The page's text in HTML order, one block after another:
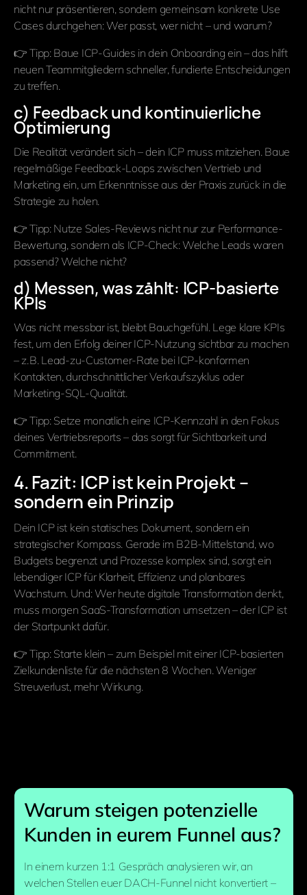
nicht nur präsentieren, sondern gemeinsam konkrete Use
Cases durchgehen: Wer passt, wer nicht – und warum?
👉 Tipp: Baue ICP-Guides in dein Onboarding ein – das hilft
neuen Teammitgliedern schneller, fundierte Entscheidungen
zu treffen.
c) Feedback und kontinuierliche
Optimierung
Die Realität verändert sich – dein ICP muss mitziehen. Baue
regelmäßige Feedback-Loops zwischen Vertrieb und
Marketing ein, um Erkenntnisse aus der Praxis zurück in die
Strategie zu holen.
👉 Tipp: Nutze Sales-Reviews nicht nur zur Performance-
Bewertung, sondern als ICP-Check: Welche Leads waren
passend? Welche nicht?
d) Messen, was zählt: ICP-basierte
KPIs
Was nicht messbar ist, bleibt Bauchgefühl. Lege klare KPIs
fest, um den Erfolg deiner ICP-Nutzung sichtbar zu machen
– z. B. Lead-zu-Customer-Rate bei ICP-konformen
Kontakten, durchschnittlicher Verkaufszyklus oder
Marketing-SQL-Qualität.
👉 Tipp: Setze monatlich eine ICP-Kennzahl in den Fokus
deines Vertriebsreports – das sorgt für Sichtbarkeit und
Commitment.
4. Fazit: ICP ist kein Projekt –
sondern ein Prinzip
Dein ICP ist kein statisches Dokument, sondern ein
strategischer Kompass. Gerade im B2B-Mittelstand, wo
Budgets begrenzt und Prozesse komplex sind, sorgt ein
lebendiger ICP für Klarheit, Effizienz und planbares
Wachstum. Und: Wer heute digitale Transformation denkt,
muss morgen SaaS-Transformation umsetzen – der ICP ist
der Startpunkt dafür.
👉 Tipp: Starte klein – zum Beispiel mit einer ICP-basierten
Zielkundenliste für die nächsten 8 Wochen. Weniger
Streuverlust, mehr Wirkung.
Warum steigen potenzielle
Kunden in eurem Funnel aus?
In einem kurzen 1:1 Gespräch analysieren wir, an
welchen Stellen euer DACH-Funnel nicht konvertiert –